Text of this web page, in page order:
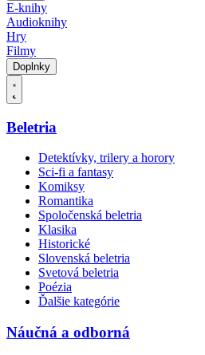
E-knihy
Audioknihy
Hry
Filmy
Doplnky
Beletria
Detektívky, trilery a horory
Sci-fi a fantasy
Komiksy
Romantika
Spoločenská beletria
Klasika
Historické
Slovenská beletria
Svetová beletria
Poézia
Ďalšie kategórie
Náučná a odborná